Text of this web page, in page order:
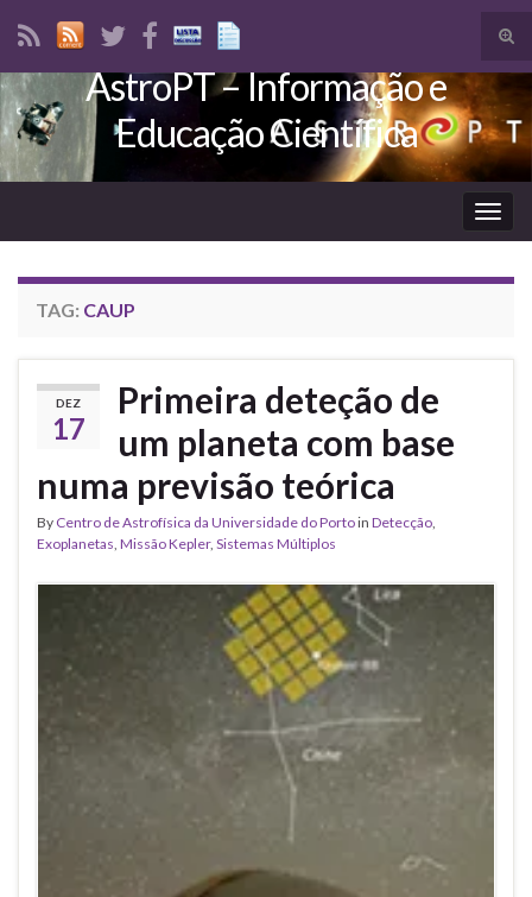
Search for:
AstroPT – Informação e
Educação Científica
TAG: CAUP
DEZ
17
Primeira deteção de
um planeta com base
numa previsão teórica
By Centro de Astrofísica da Universidade do Portoin Detecção,
Exoplanetas, Missão Kepler, Sistemas Múltiplos